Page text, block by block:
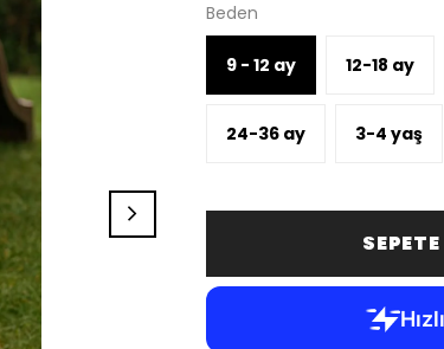
Beden
9 - 12 ay 12-18 ay
24-36 ay 3-4 yaş